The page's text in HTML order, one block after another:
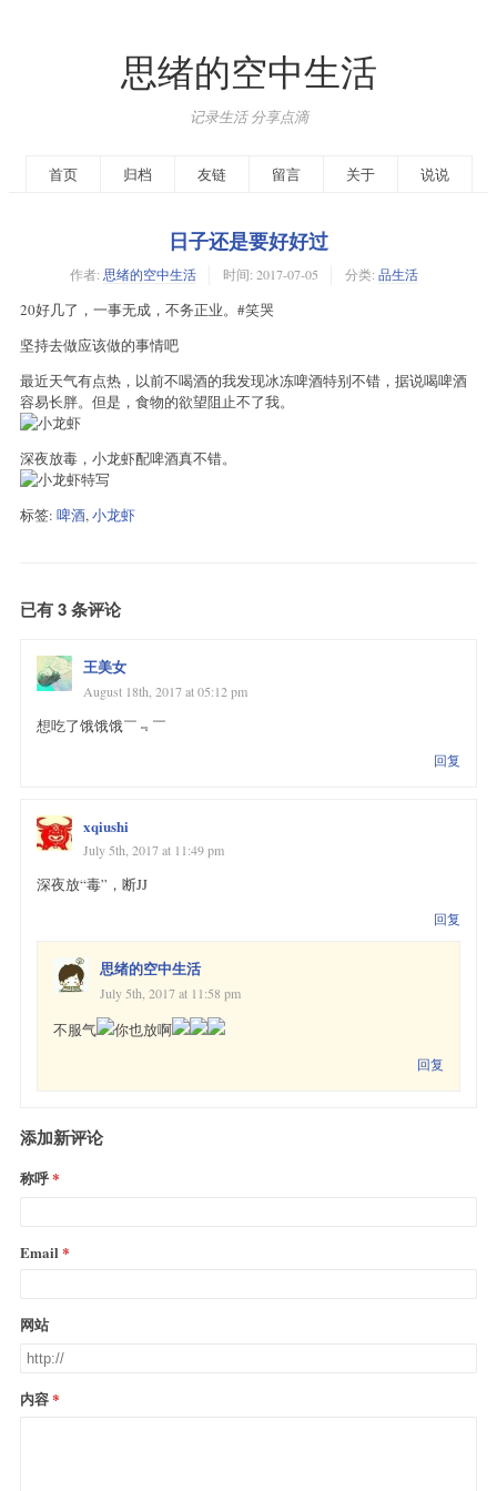
思绪的空中生活
记录生活 分享点滴
首页 归档 友链 留言 关于 说说
日子还是要好好过
作者: 思绪的空中生活 时间: 2017-07-05 分类: 品生活
20好几了，一事无成，不务正业。#笑哭
坚持去做应该做的事情吧
最近天气有点热，以前不喝酒的我发现冰冻啤酒特别不错，据说喝啤酒
容易长胖。但是，食物的欲望阻止不了我。
深夜放毒，小龙虾配啤酒真不错。
标签: 啤酒,小龙虾
已有 3 条评论
王美女
August 18th, 2017 at 05:12 pm
想吃了饿饿饿￣﹃￣
回复
xqiushi
July 5th, 2017 at 11:49 pm
深夜放“毒”，断JJ
回复
思绪的空中生活
July 5th, 2017 at 11:58 pm
不服气 你也放啊
回复
添加新评论
称呼
Email
网站
内容